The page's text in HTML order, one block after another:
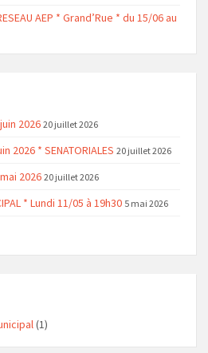
AEP * Grand’Rue * du 15/06 au
2026 20 juillet 2026
2026 * SENATORIALES 20 juillet 2026
2026 20 juillet 2026
* Lundi 11/05 à 19h30 5 mai 2026
(1)